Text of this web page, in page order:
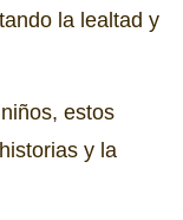
la lealtad y
estos
y la